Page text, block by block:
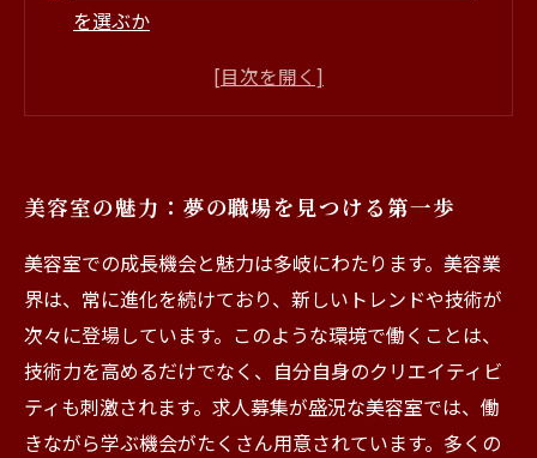
を選ぶか
美容室でのキャリアアップ：成功するためのス
応募のポイント：美容室での理想の職をつかむ
ために
未来を切り拓く：美容室での働き方の魅力と可
能性
美容室の魅力：夢の職場を見つける第一歩
美容室での成長機会と魅力は多岐にわたります。美容業
界は、常に進化を続けており、新しいトレンドや技術が
次々に登場しています。このような環境で働くことは、
技術力を高めるだけでなく、自分自身のクリエイティビ
ティも刺激されます。求人募集が盛況な美容室では、働
きながら学ぶ機会がたくさん用意されています。多くの